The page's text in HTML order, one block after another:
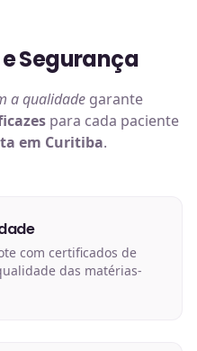
Segurança
a qualidadegarante
para cada paciente
em Curitiba.
com certificados de
das matérias-